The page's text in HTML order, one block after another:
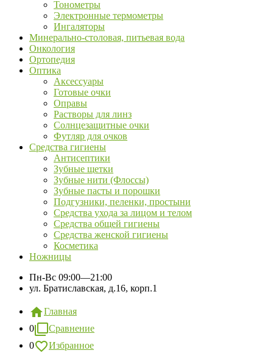
Тонометры
Электронные термометры
Ингаляторы
Минерально-столовая, питьевая вода
Онкология
Ортопедия
Оптика
Аксессуары
Готовые очки
Оправы
Растворы для линз
Солнцезащитные очки
Футляр для очков
Средства гигиены
Антисептики
Зубные щетки
Зубные нити (Флоссы)
Зубные пасты и порошки
Подгузники, пеленки, простыни
Средства ухода за лицом и телом
Средства общей гигиены
Средства женской гигиены
Косметика
Ножницы
Пн-Вс 09:00—21:00
ул. Братиславская, д.16, корп.1
Главная
0
Сравнение
0
Избранное